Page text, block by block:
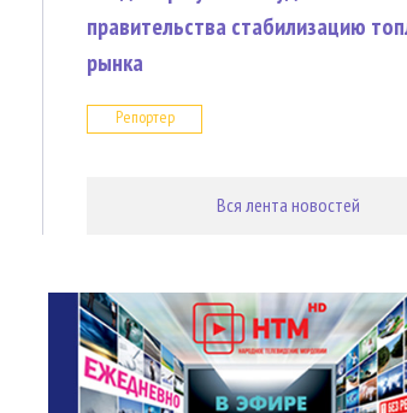
правительства стабилизацию
рынка
Репортер
Вся лента новостей